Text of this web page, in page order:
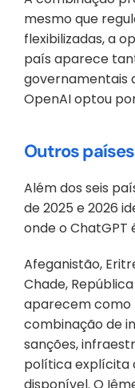
mesmo que
flexibilizadas, a
país aparece
governamentais
OpenAI optou
Outros
Além dos seis
de 2025 e 2026
onde o ChatGPT
Afeganistão,
Chade,
aparecem como
combinação de
sanções,
política explícita